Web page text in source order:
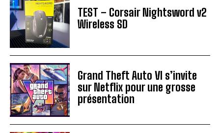
TEST – Corsair Nightsword v2
Wireless SD
Grand Theft Auto VI s’invite
sur Netflix pour une grosse
présentation